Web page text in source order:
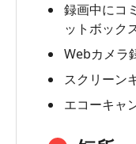
録画中にコ
ットボック
Webカメラ
スクリーン
エコーキャ